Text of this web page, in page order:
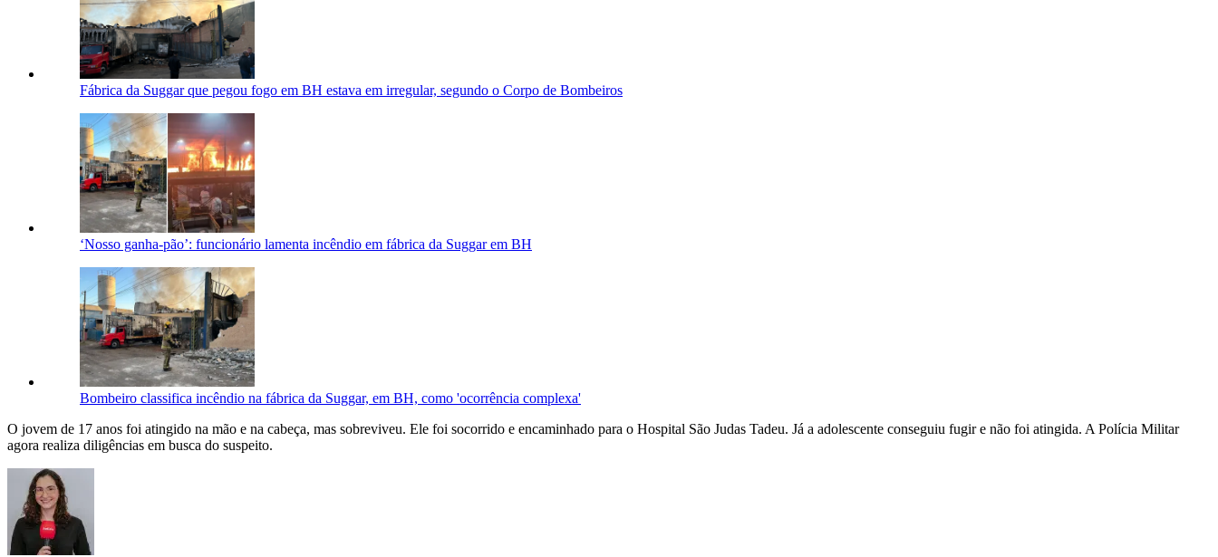
Fábrica da Suggar que pegou fogo em BH estava em irregular, segundo o Corpo de Bombeiros
‘Nosso ganha-pão’: funcionário lamenta incêndio em fábrica da Suggar em BH
Bombeiro classifica incêndio na fábrica da Suggar, em BH, como 'ocorrência complexa'
O jovem de 17 anos foi atingido na mão e na cabeça, mas sobreviveu. Ele foi socorrido e encaminhado para o Hospital São Judas Tadeu. Já a adolescente conseguiu fugir e não foi atingida. A Polícia Militar
agora realiza diligências em busca do suspeito.